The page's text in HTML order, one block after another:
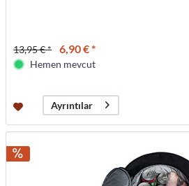
13,95 € * 6,90 € *
Hemen mevcut
Ayrıntılar